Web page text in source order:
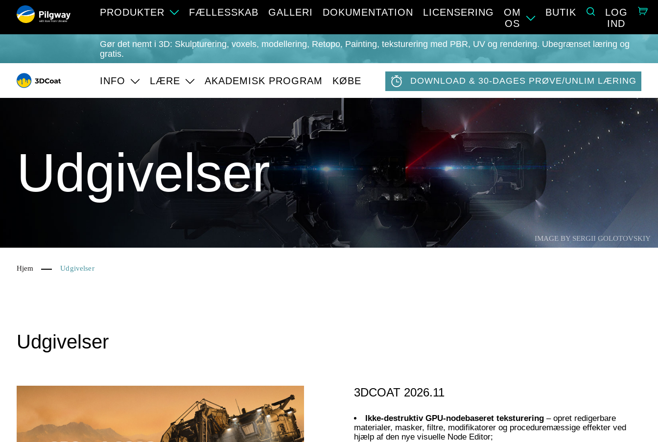
with love from Ukraine
PRODUKTER FÆLLESSKAB GALLERI DOKUMENTATION LICENSERING
OM
OS
BUTIK
LOG
IND
Gør det nemt i 3D: Skulpturering, voxels, modellering, Retopo, Painting, teksturering med PBR, UV og rendering. Ubegrænset læring og
gratis.
INFO LÆRE AKADEMISK PROGRAM KØBE DOWNLOAD & 30-DAGES PRØVE/UNLIM LÆRING
IMAGE BY SERGII GOLOTOVSKIY
Udgivelser
Hjem Udgivelser
Udgivelser
3DCOAT 2026.11
Ikke-destruktiv GPU-nodebaseret teksturering – opret redigerbare
materialer, masker, filtre, modifikatorer og proceduremæssige effekter ved
hjælp af den nye visuelle Node Editor;